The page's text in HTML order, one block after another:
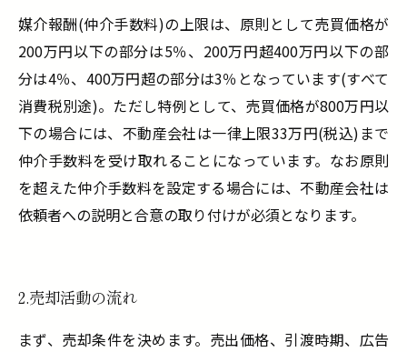
媒介報酬(仲介手数料)の上限は、原則として売買価格が
200万円以下の部分は5％、200万円超400万円以下の部
分は4％、400万円超の部分は3％となっています(すべて
消費税別途)。ただし特例として、売買価格が800万円以
下の場合には、不動産会社は一律上限33万円(税込)まで
仲介手数料を受け取れることになっています。なお原則
を超えた仲介手数料を設定する場合には、不動産会社は
依頼者への説明と合意の取り付けが必須となります。
2.売却活動の流れ
まず、売却条件を決めます。売出価格、引渡時期、広告